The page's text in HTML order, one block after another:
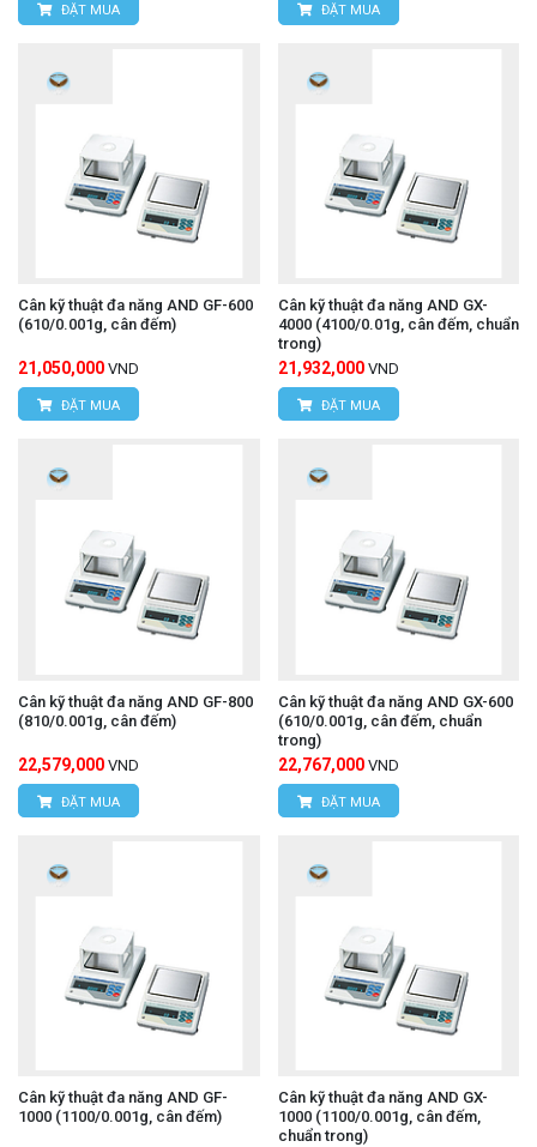
ĐẶT MUA ĐẶT MUA
Cân kỹ thuật đa năng AND GF-600
(610/0.001g, cân đếm)
21,050,000 VND
ĐẶT MUA
Cân kỹ thuật đa năng AND GX-
4000 (4100/0.01g, cân đếm, chuẩn
trong)
21,932,000 VND
ĐẶT MUA
Cân kỹ thuật đa năng AND GF-800
(810/0.001g, cân đếm)
22,579,000 VND
ĐẶT MUA
Cân kỹ thuật đa năng AND GX-600
(610/0.001g, cân đếm, chuẩn
trong)
22,767,000 VND
ĐẶT MUA
Cân kỹ thuật đa năng AND GF-
1000 (1100/0.001g, cân đếm)
Cân kỹ thuật đa năng AND GX-
1000 (1100/0.001g, cân đếm,
chuẩn trong)